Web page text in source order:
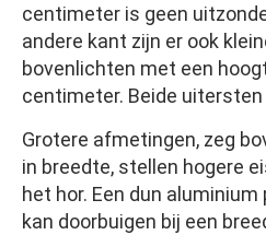
centimeter is geen
andere kant zijn er ook
bovenlichten met een
centimeter. Beide
Grotere afmetingen, zeg
in breedte, stellen hogere
het hor. Een dun
kan doorbuigen bij een